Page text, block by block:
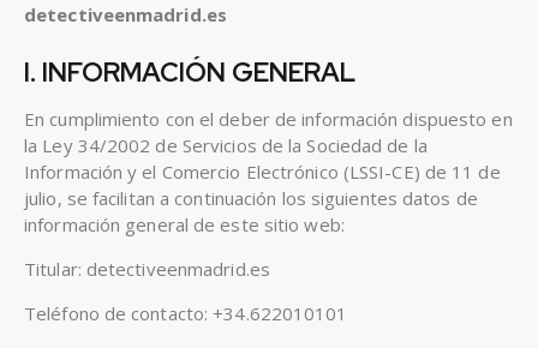
detectiveenmadrid.es
I. INFORMACIÓN GENERAL
En cumplimiento con el deber de información dispuesto en
la Ley 34/2002 de Servicios de la Sociedad de la
Información y el Comercio Electrónico (LSSI-CE) de 11 de
julio, se facilitan a continuación los siguientes datos de
información general de este sitio web:
Titular: detectiveenmadrid.es
Teléfono de contacto: +34.622010101